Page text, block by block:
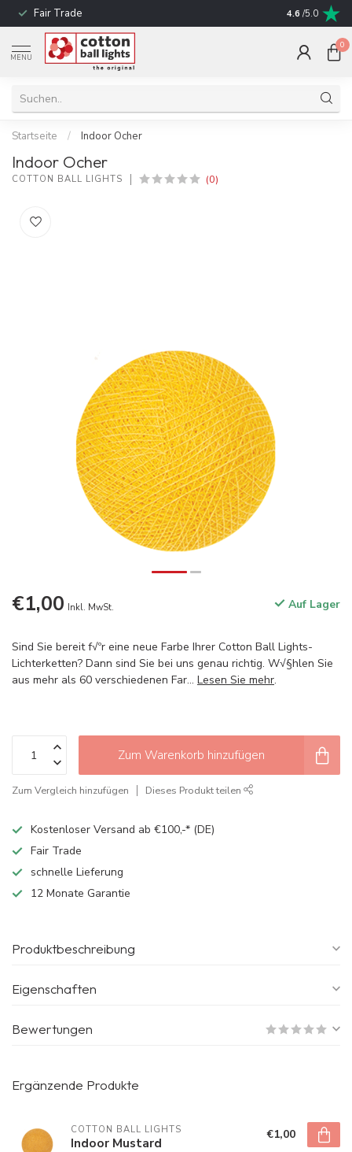
Fair Trade schnelle
4.6 /5.0
MENU
0
Startseite / Indoor Ocher
Indoor Ocher
COTTON BALL LIGHTS (0)
€1,00 Inkl. MwSt. Auf Lager
Sind Sie bereit f√ºr eine neue Farbe Ihrer Cotton Ball Lights-
Lichterketten? Dann sind Sie bei uns genau richtig. W√§hlen Sie
aus mehr als 60 verschiedenen Far... Lesen Sie mehr.
Zum Warenkorb hinzufügen
Zum Vergleich hinzufügen Dieses Produkt teilen
Kostenloser Versand ab €100,-* (DE)
Fair Trade
schnelle Lieferung
12 Monate Garantie
Produktbeschreibung
Eigenschaften
Bewertungen
Ergänzende Produkte
COTTON BALL LIGHTS
Indoor Mustard €1,00